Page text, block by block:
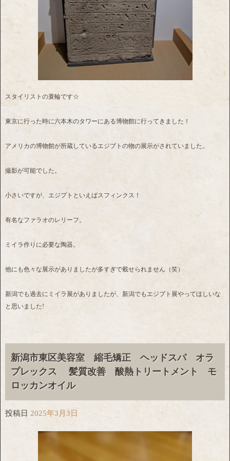
スタイリストの蓑輪です☆
東京に行った時に六本木のタワーにある博物館に行ってきました！
アメリカの博物館が所蔵しているエジプトの物の展示がされていました。
撮影が可能でした。
小さいですが、エジプトといえばスフィンクス！
有名なファラオのレリーフ。
ミイラ作りに必要な陶器。
他にも色々な展示がありましたが多すぎで載せられません（笑）
新潟でも過去にミイラ展がありましたが、新潟でもエジプト展やってほしいな
と思いました!
新潟市東区美容室 縮毛矯正 ヘッドスパ オラ
プレックス 髪質改善 酸熱トリートメント モ
ロッカンオイル
投稿日 2025年3月3日